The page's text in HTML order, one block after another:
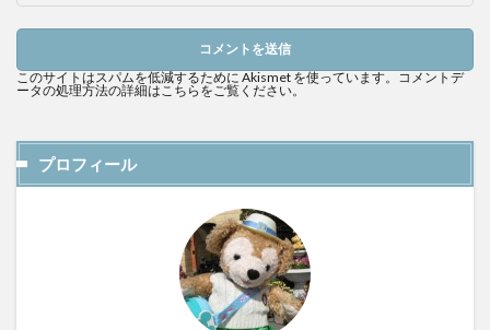
このサイトはスパムを低減するために Akismet を使っています。 コメントデ
ータの処理方法の詳細はこちらをご覧ください。
プロフィール